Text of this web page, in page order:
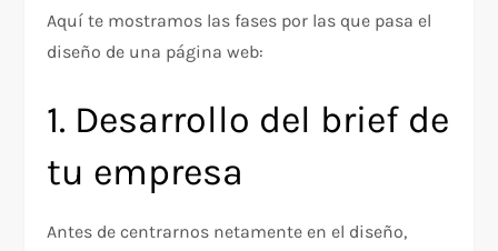
Aquí te mostramos las fases por las que pasa el
diseño de una página web:
1. Desarrollo del brief de
tu empresa
Antes de centrarnos netamente en el diseño,